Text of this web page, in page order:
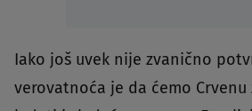
Iako još uvek nije zvanično
verovatnoća je da ćemo Crvenu